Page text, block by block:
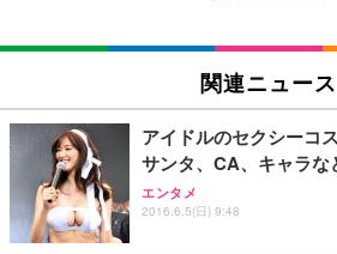
SIHOO B100 オフィスチェ
ュチェア 人間工学 疲れない
￥27,999
Sezlife オフィスチェア デ
ワーク チェア 強化バックレ
能 人間工学 椅子 腰サポー
EIZO ビジネス向けプレミ
￥109,572
【純正品】27"ゲーミング
フック付き（CFI-ZDM1J）
Amazonベーシック ペット
x2袋(84枚) ホワイト(吸収面
￥3,234
ネオ・ルーライフ ネオ・オ
り 単品
関連ニュース
アイドルのセクシーコ
サンタ、CA、キャラな
エンタメ
2016.6.5(日) 9:48